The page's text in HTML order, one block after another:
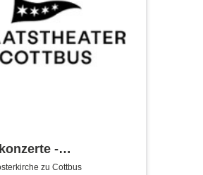
-
Cottbus
zu Cottbus